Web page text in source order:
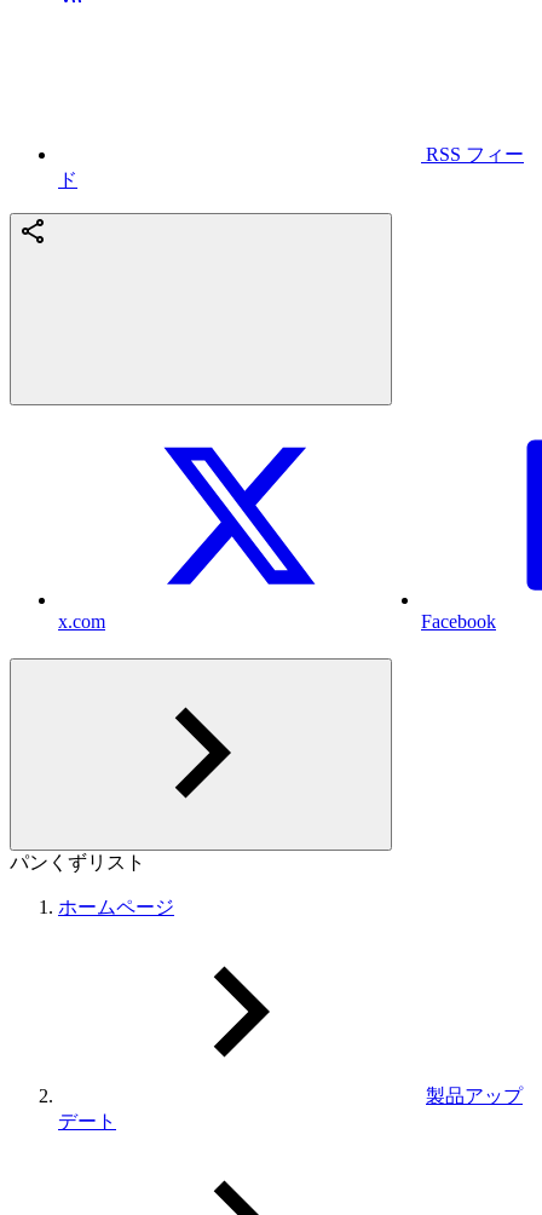
RSS フィー
ド
x.com Facebook
パンくずリスト
ホームページ
製品アップ
デート